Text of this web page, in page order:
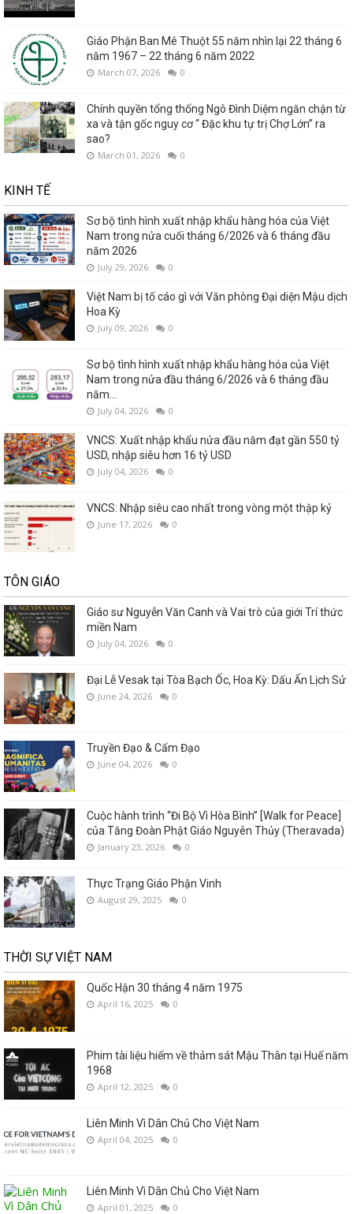
Giáo Phận Ban Mê Thuột 55 năm nhìn lại 22 tháng 6
năm 1967 – 22 tháng 6 năm 2022
March 07, 2026 0
Chính quyền tổng thống Ngô Đình Diệm ngăn chận từ
xa và tận gốc nguy cơ “ Đặc khu tự trị Chợ Lớn” ra
sao?
March 01, 2026 0
KINH TẾ
Sơ bộ tình hình xuất nhập khẩu hàng hóa của Việt
Nam trong nửa cuối tháng 6/2026 và 6 tháng đầu
năm 2026
July 29, 2026 0
Việt Nam bị tố cáo gì với Văn phòng Đại diện Mậu dịch
Hoa Kỳ
July 09, 2026 0
Sơ bộ tình hình xuất nhập khẩu hàng hóa của Việt
Nam trong nửa đầu tháng 6/2026 và 6 tháng đầu
năm...
July 04, 2026 0
VNCS: Xuất nhập khẩu nửa đầu năm đạt gần 550 tỷ
USD, nhập siêu hơn 16 tỷ USD
July 04, 2026 0
VNCS: Nhập siêu cao nhất trong vòng một thập kỷ
June 17, 2026 0
TÔN GIÁO
Giáo sư Nguyễn Văn Canh và Vai trò của giới Trí thức
miền Nam
July 04, 2026 0
Đại Lễ Vesak tại Tòa Bạch Ốc, Hoa Kỳ: Dấu Ấn Lịch Sử
June 24, 2026 0
Truyền Đạo & Cấm Đạo
June 04, 2026 0
Cuộc hành trình “Đi Bộ Vì Hòa Bình” [Walk for Peace]
của Tăng Đoàn Phật Giáo Nguyên Thủy (Theravada)
January 23, 2026 0
Thực Trạng Giáo Phận Vinh
August 29, 2025 0
THỜI SỰ VIỆT NAM
Quốc Hận 30 tháng 4 năm 1975
April 16, 2025 0
Phim tài liệu hiếm về thảm sát Mậu Thân tại Huế năm
1968
April 12, 2025 0
Liên Minh Vì Dân Chủ Cho Việt Nam
April 04, 2025 0
Liên Minh Vì Dân Chủ Cho Việt Nam
April 01, 2025 0